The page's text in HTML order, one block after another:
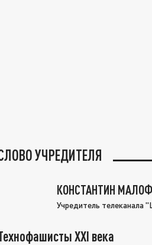
УЧРЕДИТЕЛЯ
КОНСТАНТИН
Учредитель телеканала
XXI века